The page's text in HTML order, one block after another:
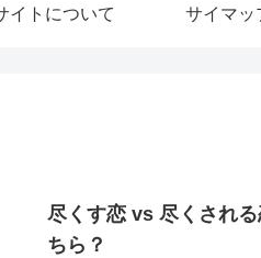
イトについて サイマッ
尽くす恋 vs 尽くされ
ちら？